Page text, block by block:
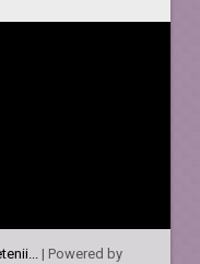
| Powered by